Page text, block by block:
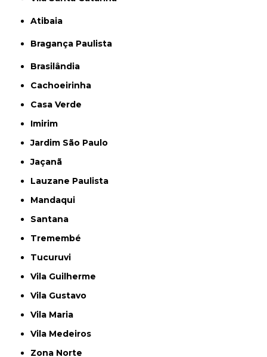
Atibaia
Bragança Paulista
Brasilândia
Cachoeirinha
Casa Verde
Imirim
Jardim São Paulo
Jaçanã
Lauzane Paulista
Mandaqui
Santana
Tremembé
Tucuruvi
Vila Guilherme
Vila Gustavo
Vila Maria
Vila Medeiros
Zona Norte